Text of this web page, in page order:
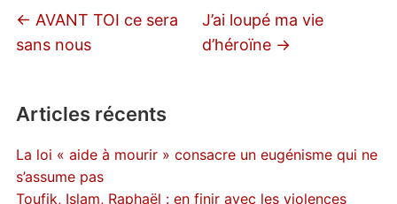
Articles récents
La loi « aide à mourir » consacre un eugénisme qui ne
s’assume pas
Toufik, Islam, Raphaël : en finir avec les violences
← AVANT TOI ce sera
sans nous
J’ai loupé ma vie
d’héroïne →